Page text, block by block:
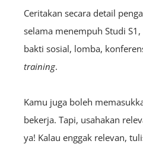
Ceritakan secara detail
selama menempuh Studi
bakti sosial, lomba,
training.
Kamu juga boleh
bekerja. Tapi, usahakan
ya! Kalau enggak relevan,